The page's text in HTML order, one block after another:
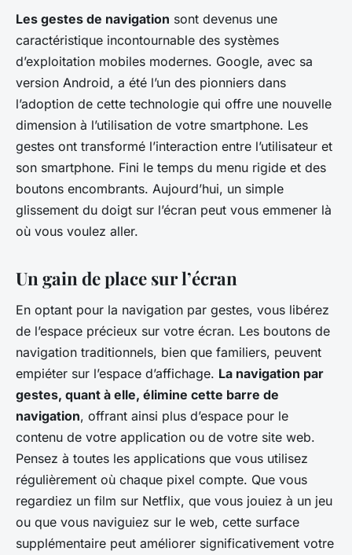
Les gestes de navigation sont devenus une
caractéristique incontournable des systèmes
d’exploitation mobiles modernes. Google, avec sa
version Android, a été l’un des pionniers dans
l’adoption de cette technologie qui offre une nouvelle
dimension à l’utilisation de votre smartphone. Les
gestes ont transformé l’interaction entre l’utilisateur et
son smartphone. Fini le temps du menu rigide et des
boutons encombrants. Aujourd’hui, un simple
glissement du doigt sur l’écran peut vous emmener là
où vous voulez aller.
Un gain de place sur l’écran
En optant pour la navigation par gestes, vous libérez
de l’espace précieux sur votre écran. Les boutons de
navigation traditionnels, bien que familiers, peuvent
empiéter sur l’espace d’affichage. La navigation par
gestes, quant à elle, élimine cette barre de
navigation, offrant ainsi plus d’espace pour le
contenu de votre application ou de votre site web.
Pensez à toutes les applications que vous utilisez
régulièrement où chaque pixel compte. Que vous
regardiez un film sur Netflix, que vous jouiez à un jeu
ou que vous naviguiez sur le web, cette surface
supplémentaire peut améliorer significativement votre